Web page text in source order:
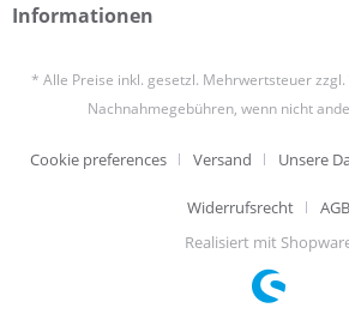
Informationen
* Alle Preise inkl. gesetzl. Mehrwertsteuer zzgl.
Nachnahmegebühren, wenn nicht
Cookie preferences Versand Unsere
Widerrufsrecht
AGB
Realisiert mit